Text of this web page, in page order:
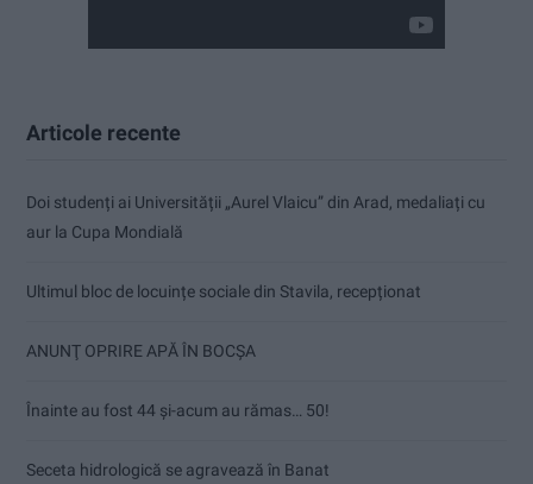
Articole recente
Doi studenți ai Universității „Aurel Vlaicu” din Arad, medaliați cu
aur la Cupa Mondială
Ultimul bloc de locuințe sociale din Stavila, recepționat
ANUNŢ OPRIRE APĂ ÎN BOCȘA
Înainte au fost 44 și-acum au rămas… 50!
Seceta hidrologică se agravează în Banat